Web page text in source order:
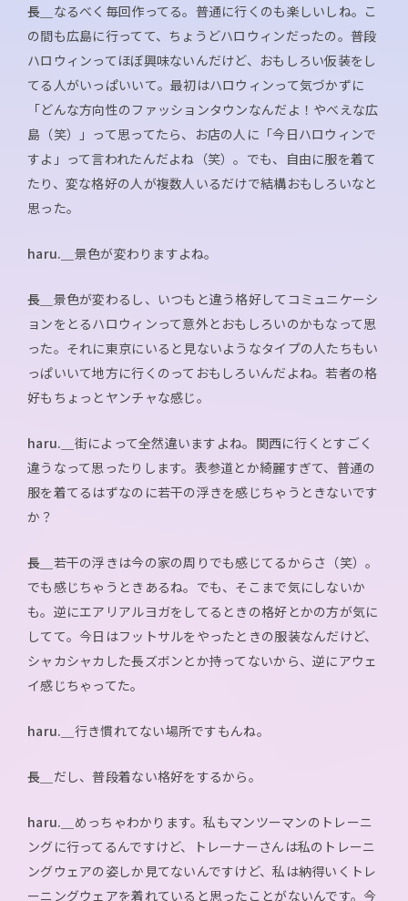
長＿ なるべく毎回作ってる。普通に行くのも楽しいしね。こ
の間も広島に行ってて、ちょうどハロウィンだったの。普段
ハロウィンってほぼ興味ないんだけど、おもしろい仮装をし
てる人がいっぱいいて。最初はハロウィンって気づかずに
「どんな方向性のファッションタウンなんだよ！やべえな広
島（笑）」って思ってたら、お店の人に「今日ハロウィンで
すよ」って言われたんだよね（笑）。でも、自由に服を着て
たり、変な格好の人が複数人いるだけで結構おもしろいなと
思った。
haru.＿ 景色が変わりますよね。
長＿ 景色が変わるし、いつもと違う格好してコミュニケーシ
ョンをとるハロウィンって意外とおもしろいのかもなって思
った。それに東京にいると見ないようなタイプの人たちもい
っぱいいて地方に行くのっておもしろいんだよね。若者の格
好もちょっとヤンチャな感じ。
haru.＿ 街によって全然違いますよね。関西に行くとすごく
違うなって思ったりします。表参道とか綺麗すぎて、普通の
服を着てるはずなのに若干の浮きを感じちゃうときないです
か？
長＿ 若干の浮きは今の家の周りでも感じてるからさ（笑）。
でも感じちゃうときあるね。でも、そこまで気にしないか
も。逆にエアリアルヨガをしてるときの格好とかの方が気に
してて。今日はフットサルをやったときの服装なんだけど、
シャカシャカした長ズボンとか持ってないから、逆にアウェ
イ感じちゃってた。
haru.＿ 行き慣れてない場所ですもんね。
長＿ だし、普段着ない格好をするから。
haru.＿ めっちゃわかります。私もマンツーマンのトレーニ
ングに行ってるんですけど、トレーナーさんは私のトレーニ
ングウェアの姿しか見てないんですけど、私は納得いくトレ
ーニングウェアを着れていると思ったことがないんです。今